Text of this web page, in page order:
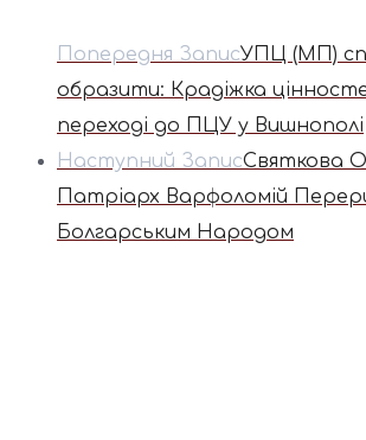
Попередня ЗаписУПЦ (МП)
образити: Крадіжка
переході до ПЦУ у Вишнополі
Наступний ЗаписСвяткова
Патріарх Варфоломій
Болгарським Народом